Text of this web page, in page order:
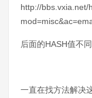
http://bbs.vxia.net/
后面的HASH值不
一直在找方法解决